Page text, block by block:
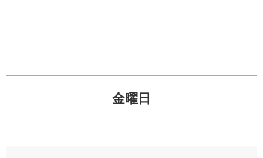
金曜日